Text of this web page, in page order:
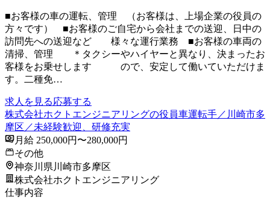
■お客様の車の運転、管理 （お客様は、上場企業の役員の
方々です） ■お客様のご自宅から会社までの送迎、日中の
訪問先への送迎など 様々な運行業務 ■お客様の車両の
清掃、管理 ＊タクシーやハイヤーと異なり、決まったお
客様をお乗せします ので、安定して働いていただけま
す。二種免…
求人を見る応募する
株式会社ホクトエンジニアリングの役員車運転手／川崎市多
摩区／未経験歓迎、研修充実
月給 250,000円〜280,000円
その他
神奈川県川崎市多摩区
株式会社ホクトエンジニアリング
仕事内容